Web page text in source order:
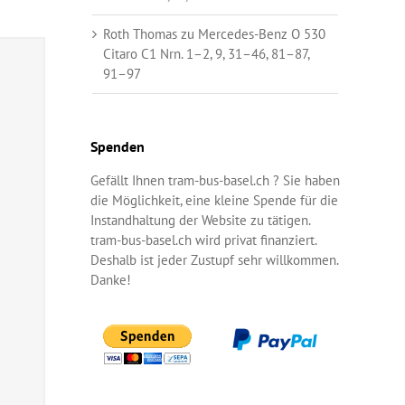
Roth Thomas zu Mercedes-Benz O 530
Citaro C1 Nrn. 1–2, 9, 31–46, 81–87,
91–97
Spenden
Gefällt Ihnen tram-bus-basel.ch ? Sie haben
die Möglichkeit, eine kleine Spende für die
Instandhaltung der Website zu tätigen.
tram-bus-basel.ch wird privat finanziert.
Deshalb ist jeder Zustupf sehr willkommen.
Danke!